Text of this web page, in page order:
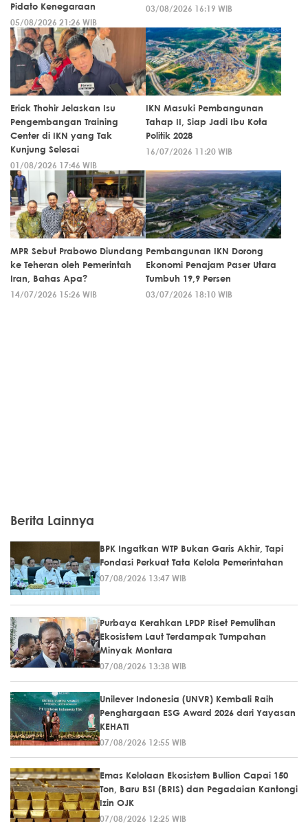
Pidato Kenegaraan
05/08/2026 21:26 WIB
03/08/2026 16:19 WIB
Erick Thohir Jelaskan Isu
Pengembangan Training
Center di IKN yang Tak
Kunjung Selesai
01/08/2026 17:46 WIB
IKN Masuki Pembangunan
Tahap II, Siap Jadi Ibu Kota
Politik 2028
16/07/2026 11:20 WIB
MPR Sebut Prabowo Diundang
ke Teheran oleh Pemerintah
Iran, Bahas Apa?
14/07/2026 15:26 WIB
Pembangunan IKN Dorong
Ekonomi Penajam Paser Utara
Tumbuh 19,9 Persen
03/07/2026 18:10 WIB
Berita Lainnya
BPK Ingatkan WTP Bukan Garis Akhir, Tapi
Fondasi Perkuat Tata Kelola Pemerintahan
07/08/2026 13:47 WIB
Purbaya Kerahkan LPDP Riset Pemulihan
Ekosistem Laut Terdampak Tumpahan
Minyak Montara
07/08/2026 13:38 WIB
Unilever Indonesia (UNVR) Kembali Raih
Penghargaan ESG Award 2026 dari Yayasan
KEHATI
07/08/2026 12:55 WIB
Emas Kelolaan Ekosistem Bullion Capai 150
Ton, Baru BSI (BRIS) dan Pegadaian Kantongi
Izin OJK
07/08/2026 12:25 WIB